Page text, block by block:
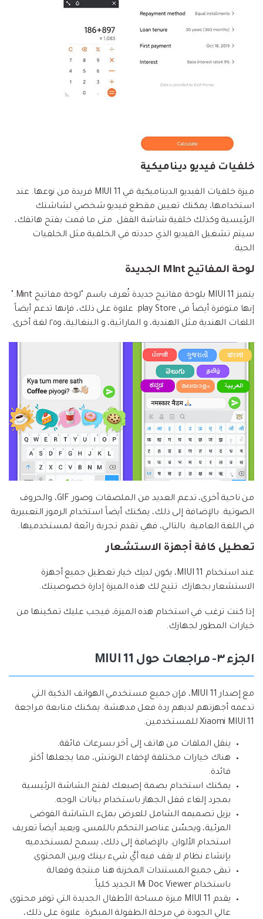
خلفيات فيديو ديناميكية
ميزة خلفيات الفيديو الديناميكية في MIUI 11 فريدة من نوعها. عند
استخدامها، يمكنك تعيين مقطع فيديو شخصي لشاشتك
الرئيسية وكذلك خلفية شاشة القفل. متى ما قمت بفتح هاتفك،
سيتم تشغيل الفيديو الذي حددته في الخلفية مثل الخلفيات
الحية.
لوحة المفاتيح Mint الجديدة
يتميز MIUI 11 بلوحة مفاتيح جديدة تُعرف باسم "لوحة مفاتيح Mint."
إنها متوفرة أيضاً في play Store. علاوة على ذلك، فإنها تدعم أيضاً
اللغات الهندية مثل الهندية، و الماراثية، و البنغالية، و٢٥ لغة أخرى.
من ناحية أخرى، تدعم العديد من الملصقات وصور GIF، والحروف
الصوتية. بالإضافة إلى ذلك، يمكنك أيضاً استخدام الرموز التعبيرية
في اللغة العامية. بالتالي، فهي تقدم تجربة رائعة لمستخدميها.
تعطيل كافة أجهزة الاستشعار
عند استخدام MIUI 11، يكون لديك خيار تعطيل جميع أجهزة
الاستشعار بجهازك. تتيح لك هذه الميزة إدارة خصوصيتك.
إذا كنت ترغب في استخدام هذه الميزة، فيجب عليك تمكينها من
خيارات المطور لجهازك.
الجزء ٣- مراجعات حول MIUI 11
مع إصدار MIUI 11، فإن جميع مستخدمي الهواتف الذكية التي
تدعمه أجهزتهم لديهم ردة فعل مدهشة. يمكنك متابعة مراجعة
Xiaomi MIUI 11 للمستخدمين.
ينقل الملفات من هاتف إلى آخر بسرعات فائقة.
هناك خيارات مختلفة لإخفاء النوتش، مما يجعلها أكثر
فائدة.
يمكنك استخدام بصمة إصبعك لفتح الشاشة الرئيسية
بمجرد إلغاء قفل الجهاز باستخدام بيانات الوجه.
يزيل تصميمه الشامل للعرض بملء الشاشة الفوضى
المرئية، ويحسّن عناصر التحكم باللمس، ويعيد أيضاَ تعريف
استخدام الألوان. بالإضافة إلى ذلك، يسمح لمستخدميه
بإنشاء نظام لا يقف فيه أيَّ شيء بينك وبين المحتوى.
تبقى جميع المستندات المخزنة هنا منتجة وفعالة
باستخدام Mi Doc Viewer الجديد كلياً.
يقدم MIUI 11 ميزة مساحة الأطفال الجديدة التي توفر محتوى
عالي الجودة في مرحلة الطفولة المبكرة. علاوة على ذلك،